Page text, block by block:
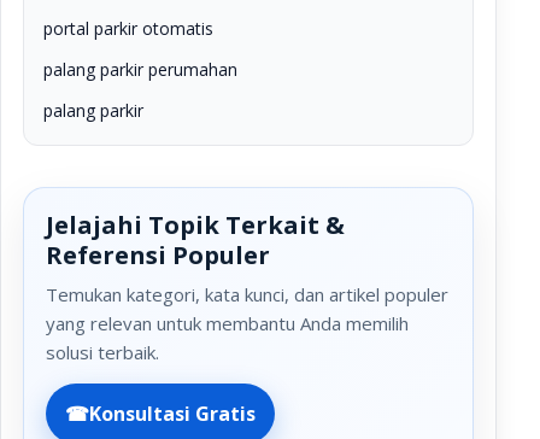
portal parkir otomatis
palang parkir perumahan
palang parkir
Jelajahi Topik Terkait &
Referensi Populer
Temukan kategori, kata kunci, dan artikel populer
yang relevan untuk membantu Anda memilih
solusi terbaik.
☎Konsultasi Gratis